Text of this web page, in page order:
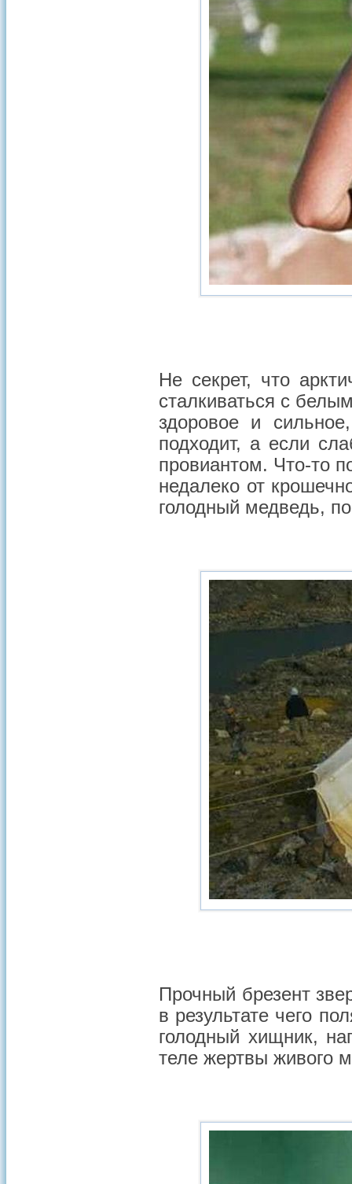
Не секрет, что
сталкиваться с
здоровое и
подходит, а если
провиантом. Что-то
недалеко от
голодный медведь,
Прочный брезент
в результате чего
голодный хищник,
теле жертвы живого